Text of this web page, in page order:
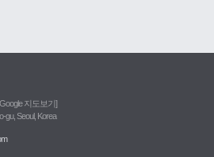
지도보기]
gu, Seoul, Korea